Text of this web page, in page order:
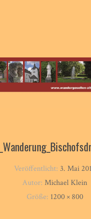
Veröffentlicht: 3. Mai
Autor: Michael Klein
Größe: 1200 × 800